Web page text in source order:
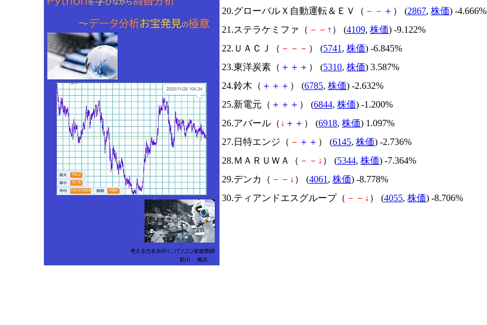
20.グローバルＸ自動運転＆ＥＶ（ － － ＋ ） (2867, 株価) -4.666%
21.ステラケミファ（ － － ↑ ） (4109, 株価) -9.122%
22.ＵＡＣＪ（ － － － ） (5741 , 株価) -6.845%
23.東洋炭素（ ＋ ＋ ＋ ） (5310, 株価) 3.587%
24.鈴木（ ＋ ＋ ＋ ） (6785, 株価) -2.632%
25.新電元（ ＋ ＋ ＋ ） (6844, 株価) -1.200%
26.アバール（ ↓ ＋ ＋ ） (6918, 株価) 1.097%
27.日特エンジ（ － ＋ ＋ ） (6145, 株価) -2.736%
28.ＭＡＲＵＷＡ（ － － ↓ ） (5344, 株価) -7.364%
29.デンカ（ － － ↓ ） (4061 , 株価) -8.778%
30.ティアンドエスグループ（ － － ↓ ） (4055, 株価) -8.706%